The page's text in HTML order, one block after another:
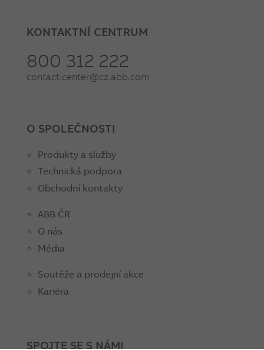
KONTAKTNÍ CENTRUM
800 312 222
contact.center@cz.abb.com
O SPOLEČNOSTI
Produkty a služby
Technická podpora
Obchodní kontakty
ABB ČR
O nás
Média
Soutěže a prodejní akce
Kariéra
SPOJTE SE S NÁMI